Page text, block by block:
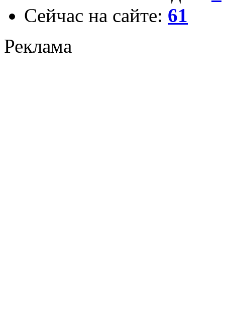
Сейчас на сайте: 61
Реклама